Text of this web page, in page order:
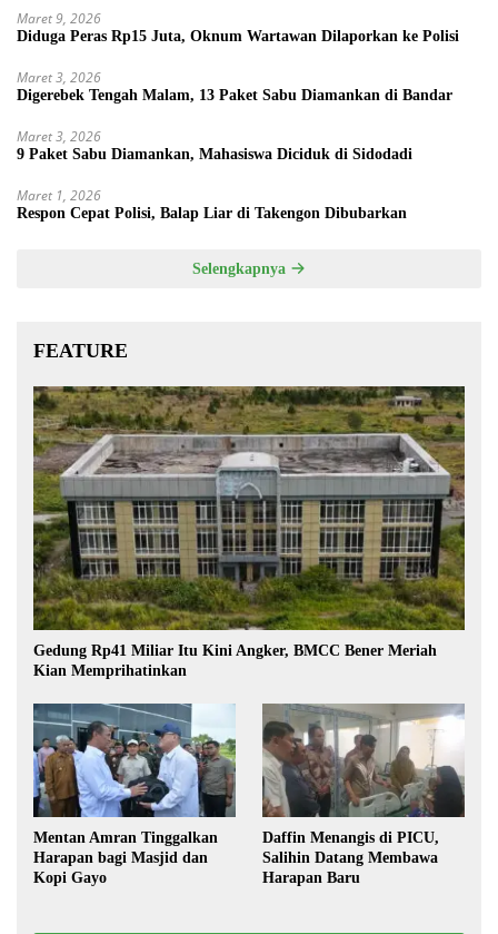
Maret 9, 2026
Diduga Peras Rp15 Juta, Oknum Wartawan Dilaporkan ke Polisi
Maret 3, 2026
Digerebek Tengah Malam, 13 Paket Sabu Diamankan di Bandar
Maret 3, 2026
9 Paket Sabu Diamankan, Mahasiswa Diciduk di Sidodadi
Maret 1, 2026
Respon Cepat Polisi, Balap Liar di Takengon Dibubarkan
Selengkapnya
FEATURE
Gedung Rp41 Miliar Itu Kini Angker, BMCC Bener Meriah
Kian Memprihatinkan
Mentan Amran Tinggalkan
Harapan bagi Masjid dan
Kopi Gayo
Daffin Menangis di PICU,
Salihin Datang Membawa
Harapan Baru